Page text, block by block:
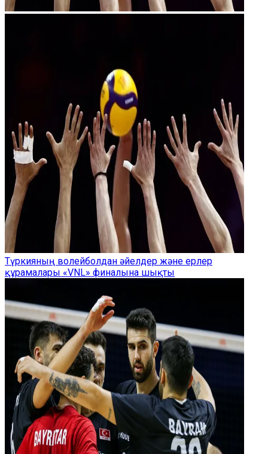
Түркияның волейболдан әйелдер және ерлер
құрамалары «VNL» финалына шықты